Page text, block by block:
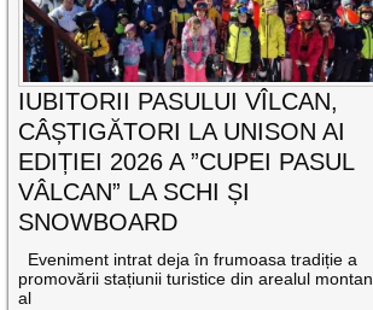
IUBITORII PASULUI VÎLCAN,
CÂȘTIGĂTORI LA UNISON AI
EDIȚIEI 2026 A ”CUPEI PASUL
VÂLCAN” LA SCHI ȘI
SNOWBOARD
Eveniment intrat deja în frumoasa tradiție a
promovării stațiunii turistice din arealul montan
al